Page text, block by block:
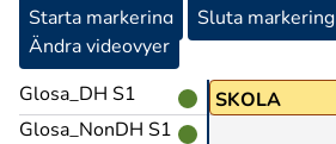
Starta markering Sluta markering
Ändra videovyer
Glosa_DH S1
Glosa_NonDH S1
SKOLA